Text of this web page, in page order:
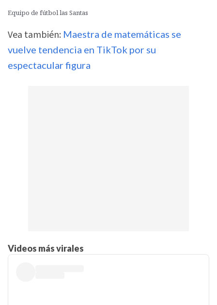
Equipo de fútbol las Santas
Vea también: Maestra de matemáticas se
vuelve tendencia en TikTok por su
espectacular figura
Videos más virales